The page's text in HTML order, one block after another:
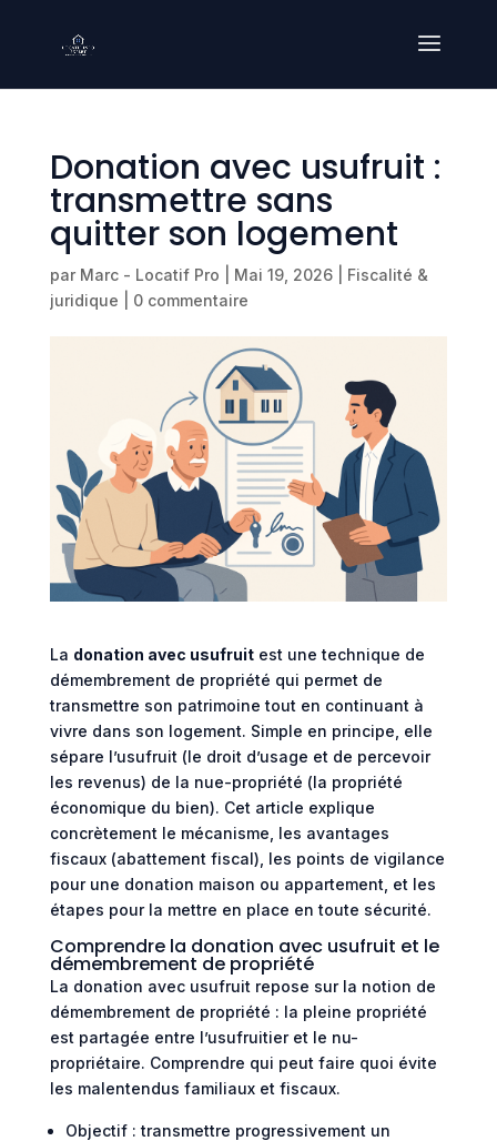
Donation avec usufruit :
transmettre sans
quitter son logement
par Marc - Locatif Pro Mai 19, 2026| Fiscalité &
juridique
0 commentaire
La donation avec usufruitest une technique de
démembrement de propriété qui permet de
transmettre son patrimoine tout en continuant à
vivre dans son logement. Simple en principe, elle
sépare l’usufruit (le droit d’usage et de percevoir
les revenus) de la nue-propriété (la propriété
économique du bien). Cet article explique
concrètement le mécanisme, les avantages
fiscaux (abattement fiscal), les points de vigilance
pour une donation maison ou appartement, et les
étapes pour la mettre en place en toute sécurité.
Comprendre la donation avec usufruit et le
démembrement de propriété
La donation avec usufruit repose sur la notion de
démembrement de propriété : la pleine propriété
est partagée entre l’usufruitier et le nu-
propriétaire. Comprendre qui peut faire quoi évite
les malentendus familiaux et fiscaux.
Objectif : transmettre progressivement un